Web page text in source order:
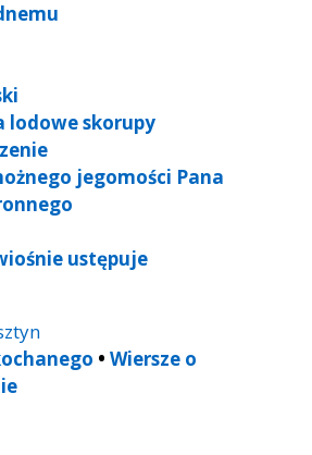
lodowe skorupy
jegomości Pana
ustępuje
• Wiersze o